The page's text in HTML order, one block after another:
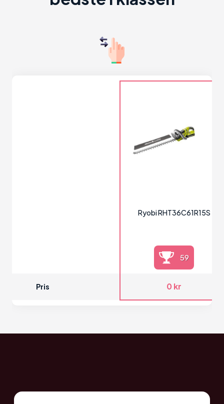
Ryobi RHT36C61R15S
59
Pris 0 kr